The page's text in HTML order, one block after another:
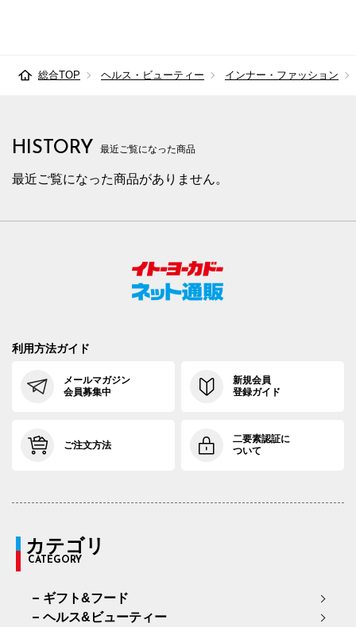
総合TOP ヘルス・ビューティー インナー・ファッション
HISTORY 最近ご覧になった商品
最近ご覧になった商品がありません。
利用方法ガイド
メールマガジン
会員募集中
新規会員
登録ガイド
ご注文方法
二要素認証に
ついて
カテゴリ
CATEGORY
ギフト&フード
ヘルス&ビューティー